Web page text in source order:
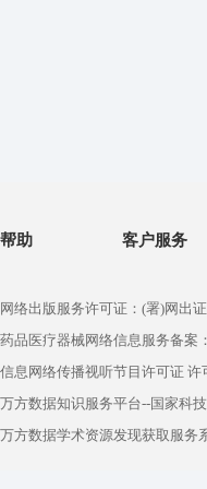
帮助 客户服务
网络出版服务许可证：(署)网出
药品医疗器械网络信息服务备案
信息网络传播视听节目许可证 许
万方数据知识服务平台--国家科
万方数据学术资源发现获取服务